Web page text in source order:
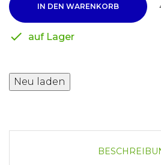
IN DEN WARENKORB
 auf Lager